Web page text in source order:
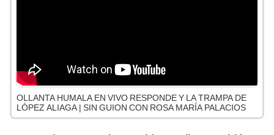
OLLANTA HUMALA EN VIVO RESPONDE Y LA TRAMPA DE
LÓPEZ ALIAGA | SIN GUION CON ROSA MARÍA PALACIOS